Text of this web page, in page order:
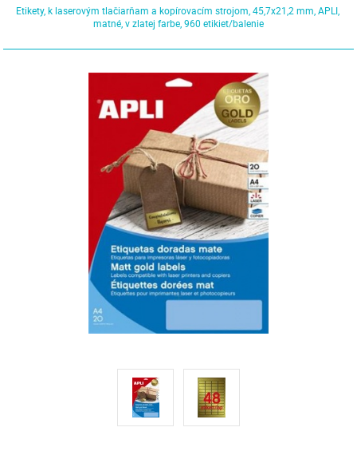
Etikety, k laserovým tlačiarňam a kopírovacím strojom, 45,7x21,2 mm, APLI,
matné, v zlatej farbe, 960 etikiet/balenie